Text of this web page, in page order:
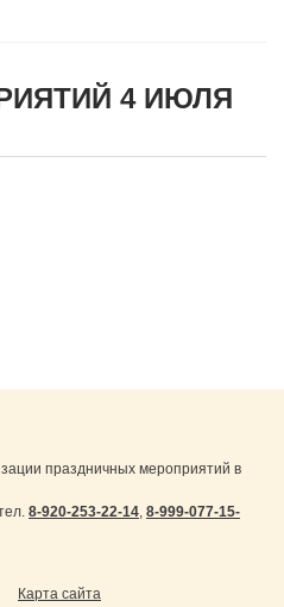
4 ИЮЛЯ
праздничных мероприятий в
8-920-253-22-14, 8-999-077-15-
Карта сайта